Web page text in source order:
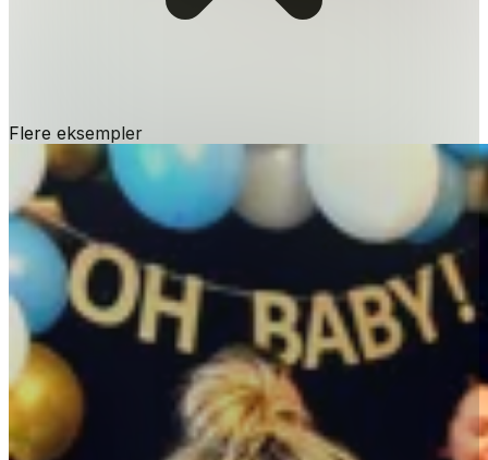
Flere eksempler